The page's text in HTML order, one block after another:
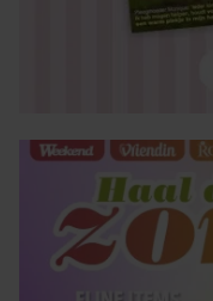
partners voor social
informatie die u aan
gaat akkoord met
gebruiken.